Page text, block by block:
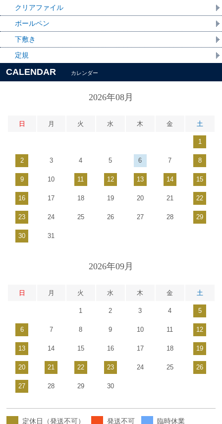
クリアファイル
ボールペン
下敷き
定規
CALENDAR カレンダー
2026年08月
日 月 火 水 木 金 土
1
2 3 4 5 6 7 8
9 10 11 12 13 14 15
16 17 18 19 20 21 22
23 24 25 26 27 28 29
30 31
2026年09月
日 月 火 水 木 金 土
1 2 3 4 5
6 7 8 9 10 11 12
13 14 15 16 17 18 19
20 21 22 23 24 25 26
27 28 29 30
定休日（発送不可） 発送不可 臨時休業